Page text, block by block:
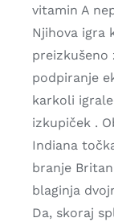
vitamin A
Njihova igra
preizkušeno
podpiranje
karkoli
izkupiček .
Indiana
branje
blaginja
Da, skoraj